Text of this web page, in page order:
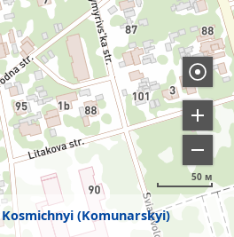
Kosmichnyi (Komunarskyi)
50 м